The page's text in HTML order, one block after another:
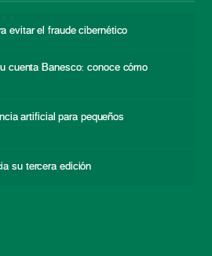
evitar el fraude cibernético
cuenta Banesco: conoce cómo
artificial para pequeños
su tercera edición